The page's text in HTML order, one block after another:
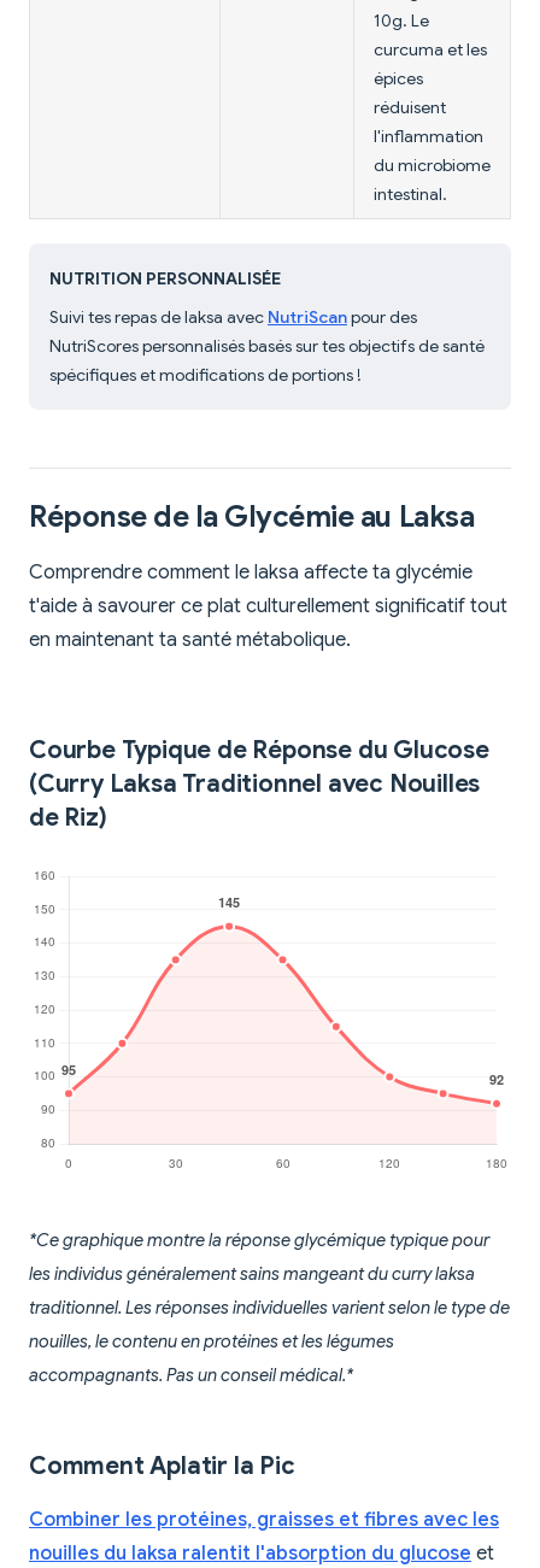
10g. Le
curcuma et les
épices
réduisent
l'inflammation
du microbiome
intestinal.
NUTRITION PERSONNALISÉE
Suivi tes repas de laksa avec NutriScanpour des
NutriScores personnalisés basés sur tes objectifs de santé
spécifiques et modifications de portions !
Réponse de la Glycémie au Laksa
Comprendre comment le laksa affecte ta glycémie
t'aide à savourer ce plat culturellement significatif tout
en maintenant ta santé métabolique.
Courbe Typique de Réponse du Glucose
(Curry Laksa Traditionnel avec Nouilles
de Riz)
*Ce graphique montre la réponse glycémique typique pour
les individus généralement sains mangeant du curry laksa
traditionnel. Les réponses individuelles varient selon le type de
nouilles, le contenu en protéines et les légumes
accompagnants. Pas un conseil médical.*
Comment Aplatir la Pic
Combiner les protéines, graisses et fibres avec les
nouilles du laksa ralentit l'absorption du glucose et